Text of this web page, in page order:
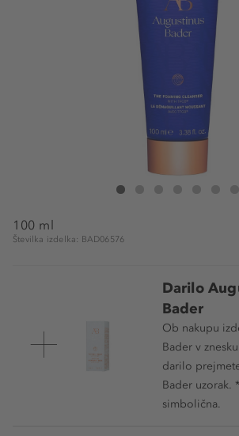
Augustinus Bader The Foaming
100 ml
Številka izdelka: BAD06576
Darilo
Bader
Ob nakupu
Bader v
darilo
Bader uzorak.
simbolična.